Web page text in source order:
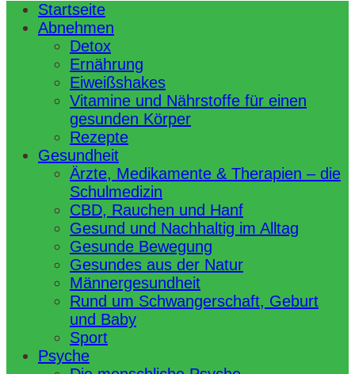
Startseite
Abnehmen
Detox
Ernährung
Eiweißshakes
Vitamine und Nährstoffe für einen
gesunden Körper
Rezepte
Gesundheit
Ärzte, Medikamente & Therapien – die
Schulmedizin
CBD, Rauchen und Hanf
Gesund und Nachhaltig im Alltag
Gesunde Bewegung
Gesundes aus der Natur
Männergesundheit
Rund um Schwangerschaft, Geburt
und Baby
Sport
Psyche